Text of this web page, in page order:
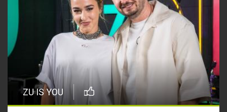
ZU IS YOU